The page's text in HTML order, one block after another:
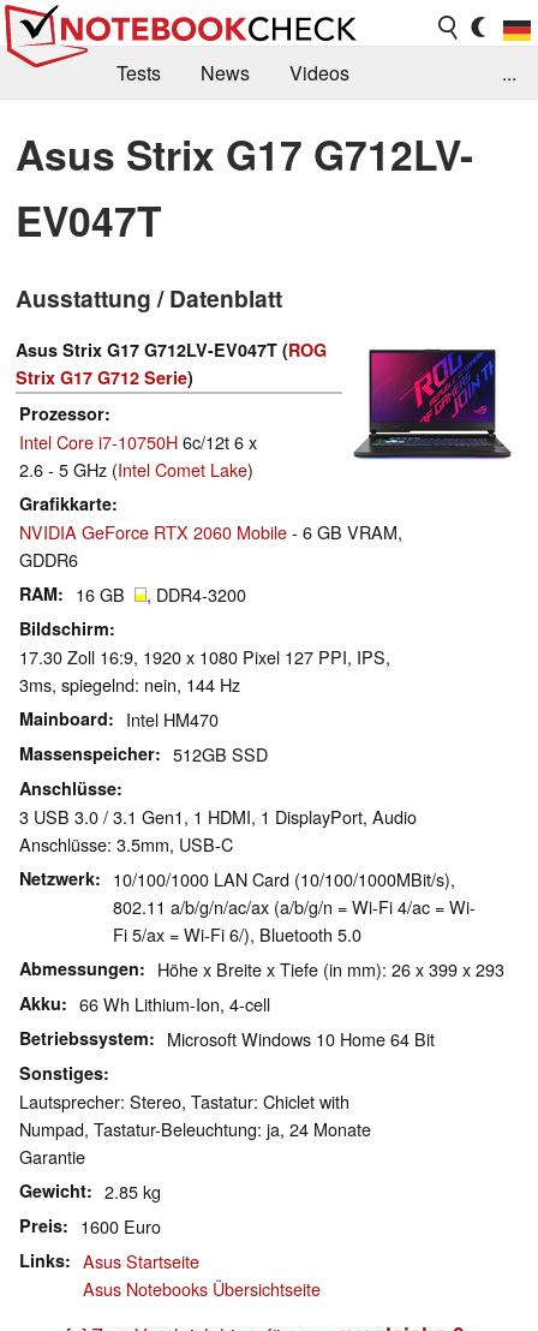
Tests News
Videos
Kaufberatung
Deals Suche
Jobs
Forum
...
Asus Strix G17 G712LV-
EV047T
Ausstattung / Datenblatt
Asus Strix G17 G712LV-EV047T (ROG
Strix G17 G712 Serie)
Prozessor
Intel Core i7-10750H6c/12t 6 x
2.6 - 5 GHz (Intel Comet Lake)
Grafikkarte
NVIDIA GeForce RTX 2060 Mobile- 6 GB VRAM,
GDDR6
RAM 16 GB , DDR4-3200
Bildschirm
17.30 Zoll 16:9, 1920 x 1080 Pixel 127 PPI, IPS,
3ms, spiegelnd: nein, 144 Hz
Mainboard Intel HM470
Massenspeicher 512GB SSD
Anschlüsse
3 USB 3.0 / 3.1 Gen1, 1 HDMI, 1 DisplayPort, Audio
Anschlüsse: 3.5mm, USB-C
Netzwerk
10/100/1000 LAN Card (10/100/1000MBit/s),
802.11 a/b/g/n/ac/ax (a/b/g/n = Wi-Fi 4/ac = Wi-
Fi 5/ax = Wi-Fi 6/), Bluetooth 5.0
Abmessungen Höhe x Breite x Tiefe (in mm): 26 x 399 x 293
Akku 66 Wh Lithium-Ion, 4-cell
Betriebssystem Microsoft Windows 10 Home 64 Bit
Sonstiges
Lautsprecher: Stereo, Tastatur: Chiclet with
Numpad, Tastatur-Beleuchtung: ja, 24 Monate
Garantie
Gewicht 2.85 kg
Preis 1600 Euro
Links
Asus Startseite
Asus Notebooks Übersichtseite